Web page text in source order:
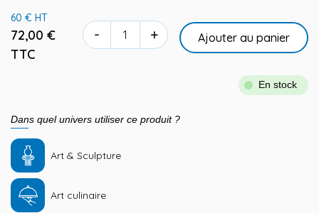
60 € HT
72,00 €
TTC
- + Ajouter au panier
En stock
Dans quel univers utiliser ce produit ?
Art & Sculpture
Art culinaire